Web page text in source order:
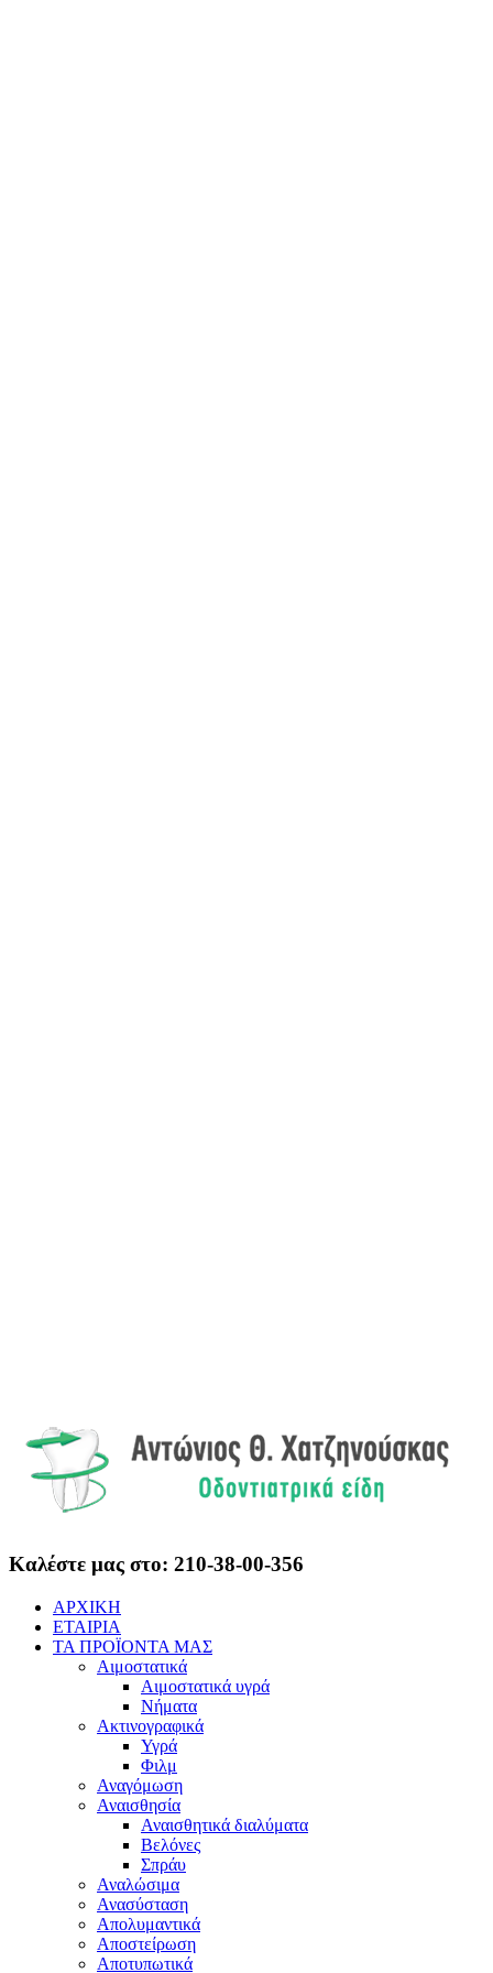
Καλέστε μας στο: 210-38-00-356
ΑΡΧΙΚΗ
ΕΤΑΙΡΙΑ
ΤΑ ΠΡΟΪΟΝΤΑ ΜΑΣ
Αιμοστατικά
Αιμοστατικά υγρά
Νήματα
Ακτινογραφικά
Υγρά
Φιλμ
Αναγόμωση
Αναισθησία
Αναισθητικά διαλύματα
Βελόνες
Σπράυ
Αναλώσιμα
Ανασύσταση
Απολυμαντικά
Αποστείρωση
Αποτυπωτικά